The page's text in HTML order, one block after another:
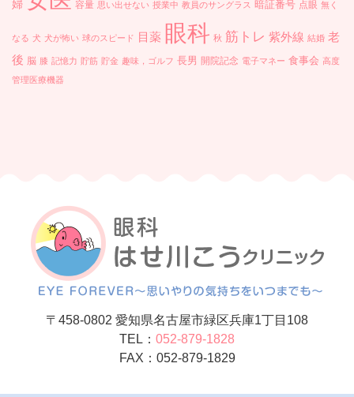
婦 容量 思い出せない 授業中 教員のサングラス 暗証番号 点眼 無く
なる 犬 犬が怖い 球のスピード 目薬 眼科 秋 筋トレ 紫外線 結婚 老
後 脳 膝 記憶力 貯筋 貯金 趣味，ゴルフ 長男 開院記念 電子マネー 食事会 高度
管理医療機器
〒458-0802 愛知県名古屋市緑区兵庫1丁目108
TEL： 052-879-1828
FAX：052-879-1829